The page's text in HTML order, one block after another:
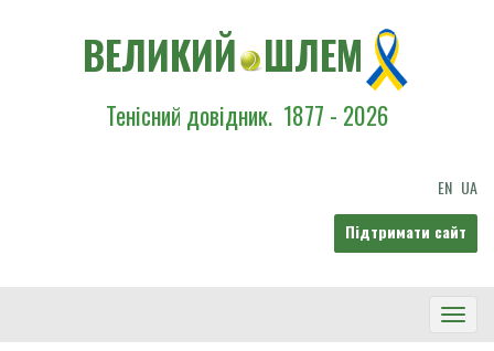
ВЕЛИКИЙ ШЛЕМ
Тенісний довідник. 1877 - 2026
EN UA
Підтримати сайт